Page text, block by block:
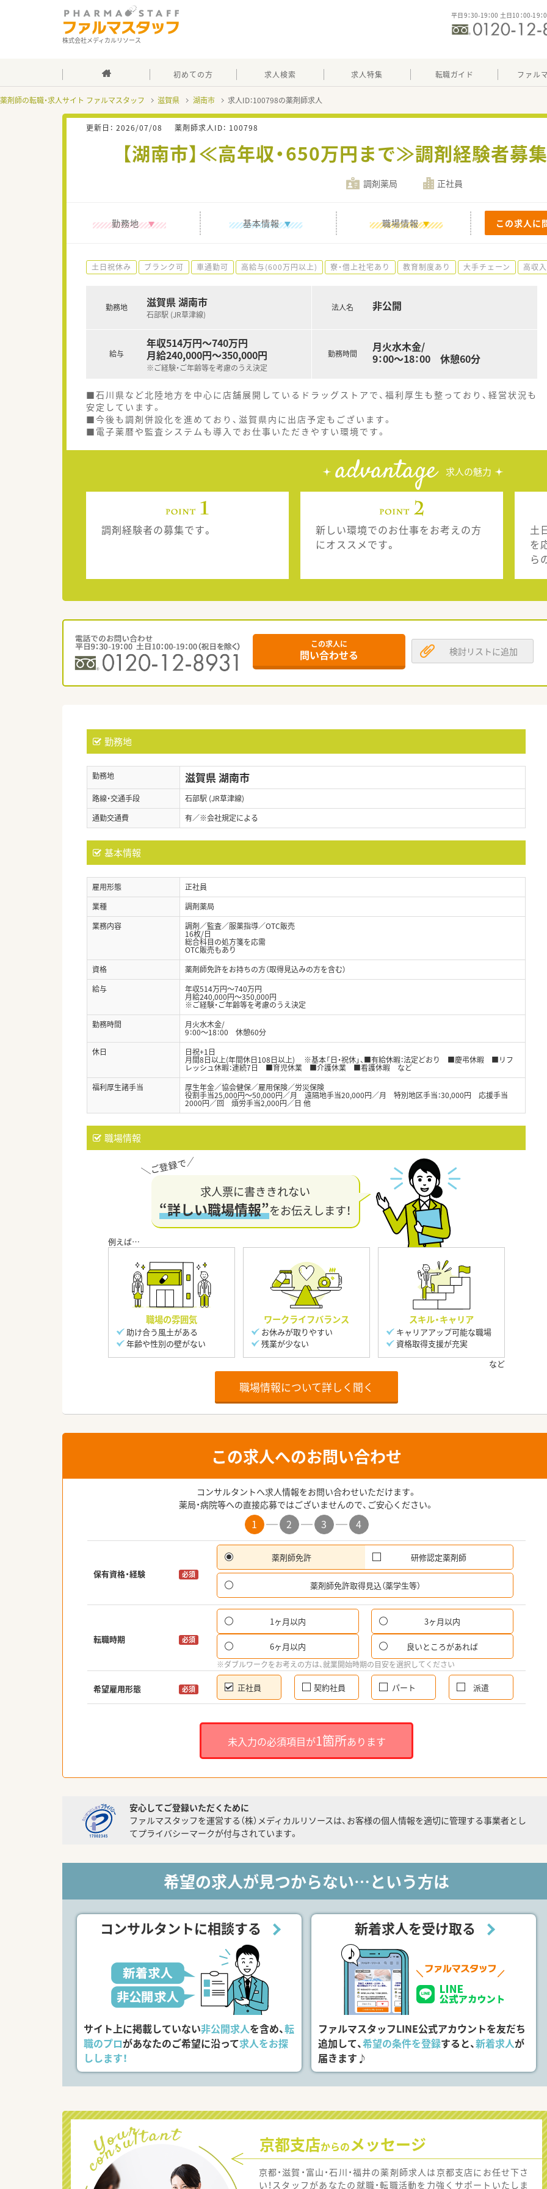
株式会社メディカルリソース
平日9：30-19：00 土日10：00-19：
初めての方 求人検索 求人特集 転職ガイド ファル
薬剤師の転職・求人サイト ファルマスタッフ 滋賀県 湖南市 求人ID：100798の薬剤師求人
更新日： 2026/07/08 薬剤師求人ID： 100798
【湖南市】≪高年収・650万円まで≫調剤経験者募集
調剤薬局 正社員
勤務地 基本情報 職場情報 この求人に
土日祝休み ブランク可 車通勤可 高給与(600万円以上) 寮・借上社宅あり 教育制度あり 大手チェーン 高収入
勤務地 滋賀県 湖南市
石部駅 (JR草津線)
給与
年収514万円～740万円
月給240,000円～350,000円
※ご経験・ご年齢等を考慮のうえ決定
法人名 非公開
勤務時間
月火水木金/
9：00～18：00 休憩60分
■石川県など北陸地方を中心に店舗展開しているドラッグストアで、福利厚生も整っており、経営状況も
安定しています。
■今後も調剤併設化を進めており、滋賀県内に出店予定もございます。
■電子薬暦や監査システムも導入でお仕事いただきやすい環境です。
advantage 求人の魅力
調剤経験者の募集です。
新しい環境でのお仕事をお考えの方
にオススメです。
土
を
ら
この求人に
問い合わせる 検討リストに追加
勤務地
勤務地 滋賀県 湖南市
路線・交通手段
石部駅 (JR草津線)
通勤交通費
有／※会社規定による
基本情報
雇用形態
正社員
業種
調剤薬局
業務内容
調剤／監査／服薬指導／OTC販売
16枚/日
総合科目の処方箋を応需
OTC販売もあり
資格
薬剤師免許をお持ちの方（取得見込みの方を含む）
給与
年収514万円～740万円
月給240,000円～350,000円
※ご経験・ご年齢等を考慮のうえ決定
勤務時間
月火水木金/
9：00～18：00 休憩60分
休日
日祝+1日
月間8日以上(年間休日108日以上) ※基本「日・祝休」、■有給休暇：法定どおり ■慶弔休暇 ■リフ
レッシュ休暇：連続7日 ■育児休業 ■介護休業 ■看護休暇 など
福利厚生諸手当
厚生年金／協会健保／雇用保険／労災保険
役割手当25,000円～50,000円／月 遠隔地手当20,000円／月 特別地区手当：30,000円 応援手当
2000円／回 煩労手当2,000円／日 他
職場情報
求人票に書ききれない
“詳しい職場情報”をお伝えします！
職場の雰囲気
助け合う風土がある
年齢や性別の壁がない
ワークライフバランス
お休みが取りやすい
残業が少ない
スキル・キャリア
キャリアアップ可能な職場
資格取得支援が充実
職場情報について詳しく聞く
この求人へのお問い合わせ
コンサルタントへ求人情報をお問い合わせいただけます。
薬局・病院等への直接応募ではございませんので、ご安心ください。
1 2 3 4
保有資格・経験 必須
薬剤師免許 研修認定薬剤師
薬剤師免許取得見込（薬学生等）
転職時期 必須
1ヶ月以内 3ヶ月以内
6ヶ月以内 良いところがあれば
※ダブルワークをお考えの方は、就業開始時期の目安を選択してください
希望雇用形態 必須 正社員 契約社員 パート 派遣
未入力の必須項目が1箇所あります
安心してご登録いただくために
ファルマスタッフを運営する（株）メディカルリソースは、お客様の個人情報を適切に管理する事業者とし
てプライバシーマークが付与されています。
希望の求人が見つからない…という方は
コンサルタントに相談する
サイト上に掲載していない非公開求人を含め、転
職のプロがあなたのご希望に沿って求人をお探
しします！
新着求人を受け取る
ファルマスタッフLINE公式アカウントを友だち
追加して、希望の条件を登録すると、新着求人が
届きます♪
京都支店からのメッセージ
京都・滋賀・富山・石川・福井の薬剤師求人は京都支店にお任せ下さ
い！スタッフがあなたの就職・転職活動を力強くサポートいたしま